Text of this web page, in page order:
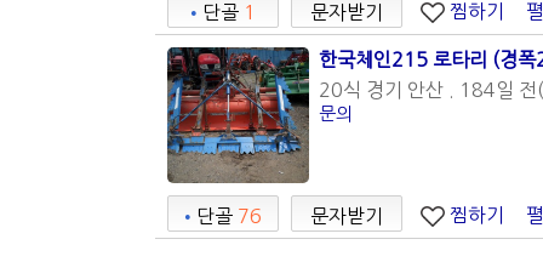
• 단골 1 문자받기 찜하기
한국체인215 로타리 (경
20식 경기 안산 . 184일
문의
• 단골 76 문자받기 찜하기